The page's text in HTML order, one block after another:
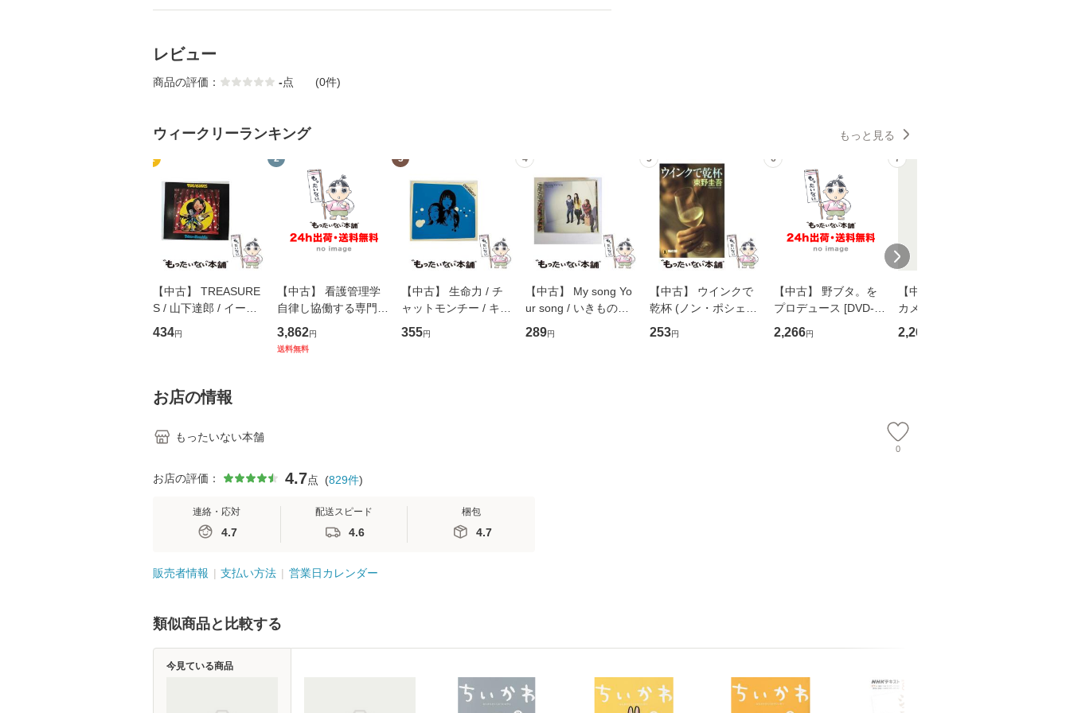
レビュー
商品の評価： -点 (0件)
ウィークリーランキング もっと見る
1
【中古】 TREASURE
S / 山下達郎 / イース
トウエスト・ジャパン
[CD]【メール便送料無
434円
2
【中古】 看護管理学
自律し協働する専門職
の看護マネジメントス
キル 改訂第3版 (看護
3,862円
送料無料
3
【中古】 生命力 / チ
ャットモンチー / キュ
ーンレコード [CD]
【メール便送料無料】
355円
4
【中古】 My song Yo
ur song / いきものが
かり / [CD]【メール便
送料無料】
289円
5
【中古】 ウインクで
乾杯 (ノン・ポシェッ
ト) / 東野圭吾 / 祥伝
社 [文庫]【メール便送
253円
6
【中古】 野ブタ。を
プロデュース [DVD-B
OX] / バップ [DVD]
【メール便送料無料】
2,266円
7
【中古】 明日なき森
カメムシ先生が熊野で
語る / 熊野の森ネット
ワークいちいがしの
2,266
お店の情報
もったいない本舗
0
お店の評価： 4.7点 (829件)
連絡・応対
4.7
配送スピード
4.6
梱包
4.7
販売者情報 支払い方法 営業日カレンダー
類似商品と比較する
今見ている商品